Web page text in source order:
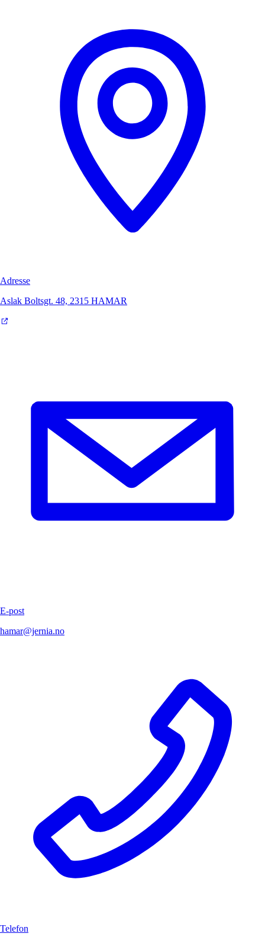
Adresse
Aslak Boltsgt. 48, 2315 HAMAR
E-post
hamar@jernia.no
Telefon